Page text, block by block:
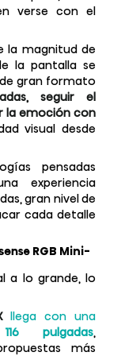
verse con el
la magnitud de
la pantalla se
gran formato
seguir el
la emoción con
visual desde
pensadas
experiencia
gran nivel de
cada detalle
RGB Mini-
a lo grande, lo
llega con una
116 pulgadas,
más